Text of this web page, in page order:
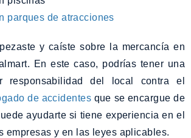
parques de atracciones
y caíste sobre la mercancía en
En este caso, podrías tener una
responsabilidad del local contra el
de accidentes que se encargue de
ayudarte si tiene experiencia en el
empresas y en las leyes aplicables.